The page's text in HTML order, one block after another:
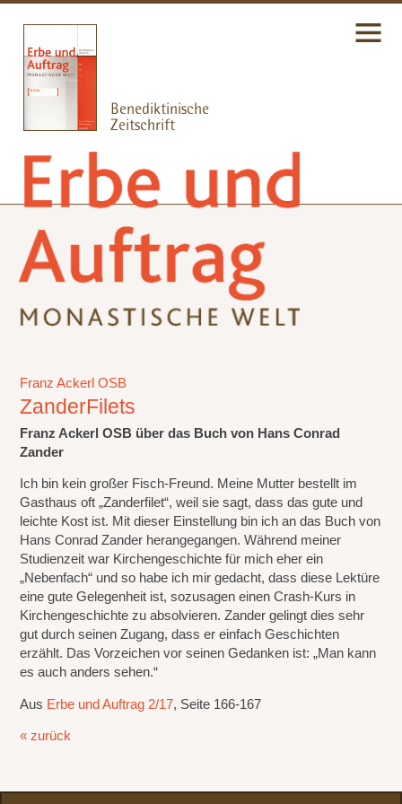
Franz Ackerl OSB
ZanderFilets
Franz Ackerl OSB über das Buch von Hans Conrad
Zander
Ich bin kein großer Fisch-Freund. Meine Mutter bestellt im
Gasthaus oft „Zanderfilet“, weil sie sagt, dass das gute und
leichte Kost ist. Mit dieser Einstellung bin ich an das Buch von
Hans Conrad Zander herangegangen. Während meiner
Studienzeit war Kirchengeschichte für mich eher ein
„Nebenfach“ und so habe ich mir gedacht, dass diese Lektüre
eine gute Gelegenheit ist, sozusagen einen Crash-Kurs in
Kirchengeschichte zu absolvieren. Zander gelingt dies sehr
gut durch seinen Zugang, dass er einfach Geschichten
erzählt. Das Vorzeichen vor seinen Gedanken ist: „Man kann
es auch anders sehen.“
Aus Erbe und Auftrag 2/17, Seite 166-167
« zurück